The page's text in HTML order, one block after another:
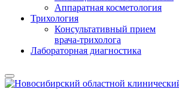
Аппаратная косметология
Трихология
Консультативный прием
врача-трихолога
Лабораторная диагностика